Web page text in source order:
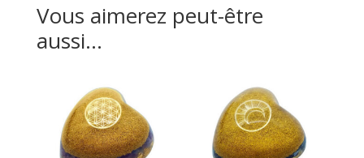
Vous aimerez peut-être
aussi…